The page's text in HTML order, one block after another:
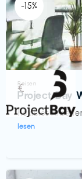
-15%
Reisen
Project Bay
flexibles
lesen
€‎